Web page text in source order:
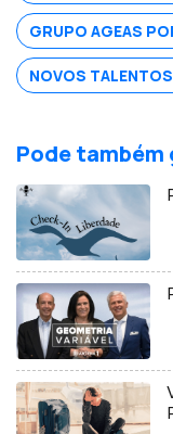
GRUPO AGEAS
NOVOS
Pode